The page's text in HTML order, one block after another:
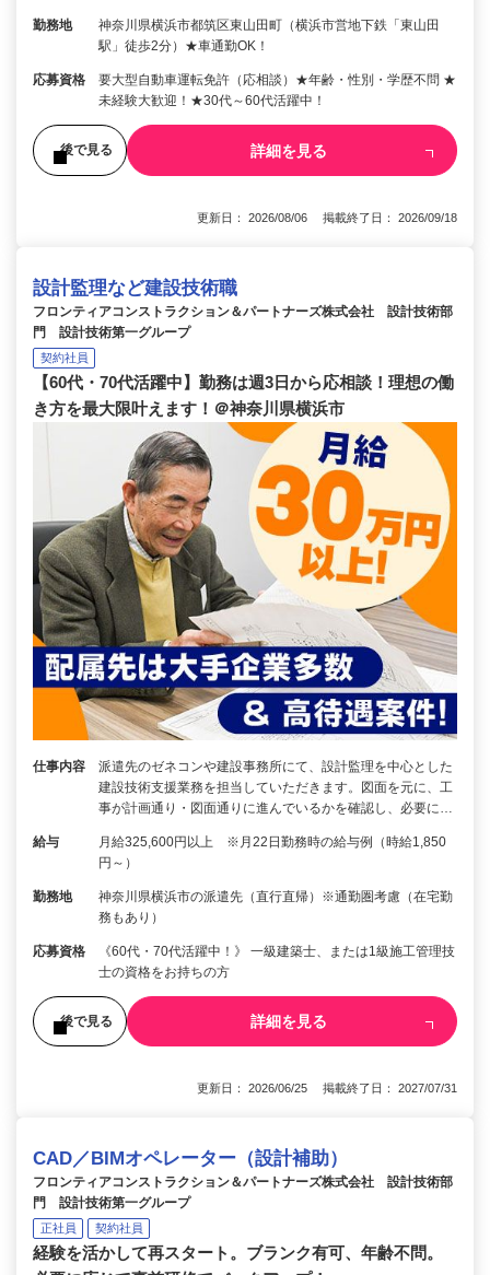
勤務地
神奈川県横浜市都筑区東山田町（横浜市営地下鉄「東山田
駅」徒歩2分）★車通勤OK！
応募資格
要大型自動車運転免許（応相談）★年齢・性別・学歴不問 ★
未経験大歓迎！★30代～60代活躍中！
後で見る 詳細を見る
更新日： 2026/08/06 掲載終了日： 2026/09/18
設計監理など建設技術職
フロンティアコンストラクション＆パートナーズ株式会社 設計技術部
門 設計技術第一グループ
契約社員
【60代・70代活躍中】勤務は週3日から応相談！理想の働
き方を最大限叶えます！＠神奈川県横浜市
仕事内容
派遣先のゼネコンや建設事務所にて、設計監理を中心とした
建設技術支援業務を担当していただきます。図面を元に、工
事が計画通り・図面通りに進んでいるかを確認し、必要に…
給与
月給325,600円以上 ※月22日勤務時の給与例（時給1,850
円～）
勤務地
神奈川県横浜市の派遣先（直行直帰）※通勤圏考慮（在宅勤
務もあり）
応募資格
《60代・70代活躍中！》 一級建築士、または1級施工管理技
士の資格をお持ちの方
後で見る 詳細を見る
更新日： 2026/06/25 掲載終了日： 2027/07/31
CAD／BIMオペレーター（設計補助）
フロンティアコンストラクション＆パートナーズ株式会社 設計技術部
門 設計技術第一グループ
正社員 契約社員
経験を活かして再スタート。ブランク有可、年齢不問。